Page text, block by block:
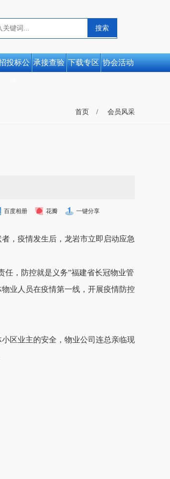
投标公 承接查验 下载专区 协会活动
首页 会员风采
百度相册 花瓣 一键分享
，疫情发生后，龙岩市立即启动应急
任，防控就是义务”福建省长冠物业管
业人员在疫情第一线，开展疫情防控
区业主的安全，物业公司连总亲临现